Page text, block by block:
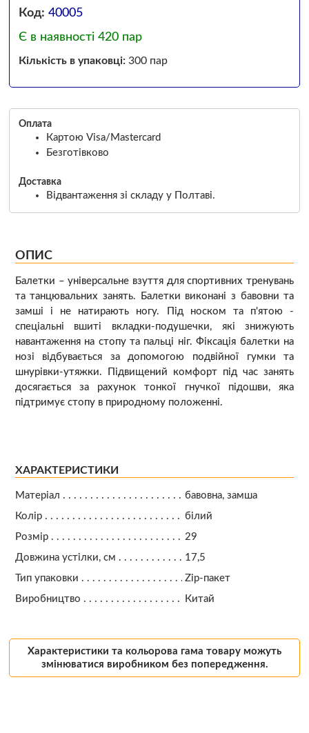
Код: 40005
Є в наявності 420 пар
Кількість в упаковці:300 пар
Оплата
Картою Visa/Mastercard
Безготівково
Доставка
Відвантаження зі складу у Полтаві.
ОПИС
Балетки – універсальне взуття для спортивних тренувань
та танцювальних занять. Балетки виконані з бавовни та
замші і не натирають ногу. Під носком та п'ятою -
спеціальні вшиті вкладки-подушечки, які знижують
навантаження на стопу та пальці ніг. Фіксація балетки на
нозі відбувається за допомогою подвійної гумки та
шнурівки-утяжки. Підвищений комфорт під час занять
досягається за рахунок тонкої гнучкої підошви, яка
підтримує стопу в природному положенні.
ХАРАКТЕРИСТИКИ
Матеріал
бавовна, замша
Колір
білий
Розмір
29
Довжина устілки, см
17,5
Тип упаковки
Zip-пакет
Виробництво
Китай
Характеристики та кольорова гама товару можуть
змінюватися виробником без попередження.